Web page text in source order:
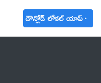
డౌన్లోడ్ లోకల్ యాప్